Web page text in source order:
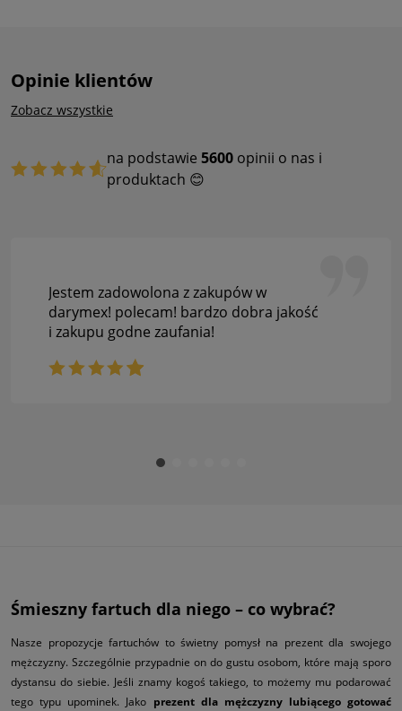
Opinie klientów
Zobacz wszystkie
na podstawie 5600 opinii o nas i
produktach 😊
Jestem zadowolona z zakupów w
darymex! polecam! bardzo dobra jakość
i zakupu godne zaufania!
Śmieszny fartuch dla niego – co wybrać?
Nasze propozycje fartuchów to świetny pomysł na prezent dla swojego
mężczyzny. Szczególnie przypadnie on do gustu osobom, które mają sporo
dystansu do siebie. Jeśli znamy kogoś takiego, to możemy mu podarować
tego typu upominek. Jako prezent dla mężczyzny lubiącego gotować